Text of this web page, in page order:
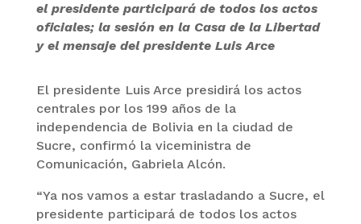
el presidente participará de todos los actos
oficiales; la sesión en la Casa de la Libertad
y el mensaje del presidente Luis Arce
El presidente Luis Arce presidirá los actos
centrales por los 199 años de la
independencia de Bolivia en la ciudad de
Sucre, confirmó la viceministra de
Comunicación, Gabriela Alcón.
“Ya nos vamos a estar trasladando a Sucre, el
presidente participará de todos los actos